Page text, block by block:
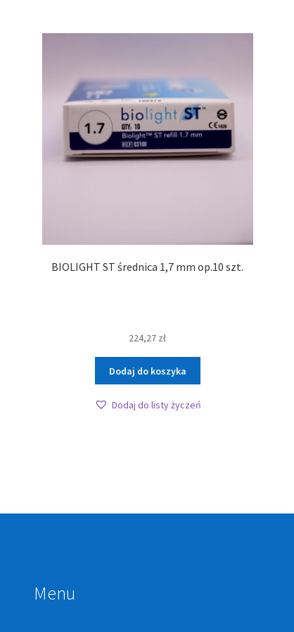
BIOLIGHT ST średnica 1,7 mm op.10 szt.
224,27 zł
Dodaj do koszyka
Dodaj do listy życzeń
Menu